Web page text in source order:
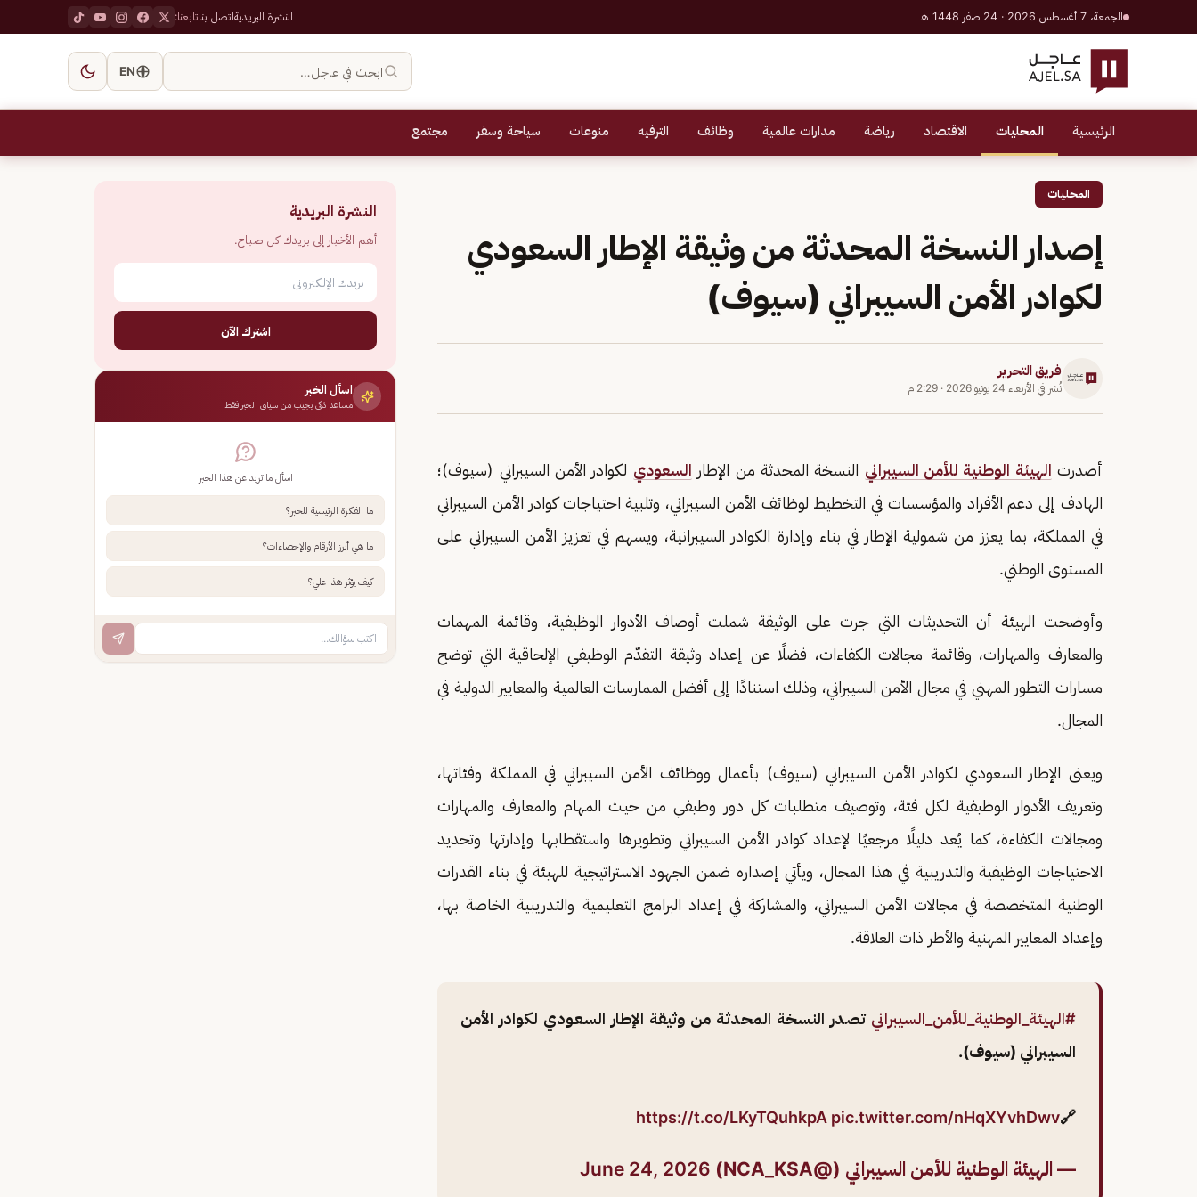
الجمعة، 7 أغسطس 2026 · 24 صفر 1448 هـ النشرة البريديةاتصل بناتابعنا:
ابحث في عاجل… EN
الرئيسية المحليات الاقتصاد رياضة مدارات عالمية وظائف الترفيه منوعات سياحة وسفر مجتمع
المحليات
إصدار النسخة المحدثة من وثيقة الإطار السعودي
لكوادر الأمن السيبراني (سيوف)
فريق التحرير
نُشر في الأربعاء 24 يونيو 2026 · 2:29 م
أصدرت الهيئة الوطنية للأمن السيبراني النسخة المحدثة من الإطار السعودي لكوادر الأمن السيبراني (سيوف)؛
الهادف إلى دعم الأفراد والمؤسسات في التخطيط لوظائف الأمن السيبراني، وتلبية احتياجات كوادر الأمن السيبراني
في المملكة، بما يعزز من شمولية الإطار في بناء وإدارة الكوادر السيبرانية، ويسهم في تعزيز الأمن السيبراني على
المستوى الوطني.
وأوضحت الهيئة أن التحديثات التي جرت على الوثيقة شملت أوصاف الأدوار الوظيفية، وقائمة المهمات
والمعارف والمهارات، وقائمة مجالات الكفاءات، فضلًا عن إعداد وثيقة التقدّم الوظيفي الإلحاقية التي توضح
مسارات التطور المهني في مجال الأمن السيبراني، وذلك استنادًا إلى أفضل الممارسات العالمية والمعايير الدولية في
المجال.
ويعنى الإطار السعودي لكوادر الأمن السيبراني (سيوف) بأعمال ووظائف الأمن السيبراني في المملكة وفئاتها،
وتعريف الأدوار الوظيفية لكل فئة، وتوصيف متطلبات كل دور وظيفي من حيث المهام والمعارف والمهارات
ومجالات الكفاءة، كما يُعد دليلًا مرجعيًا لإعداد كوادر الأمن السيبراني وتطويرها واستقطابها وإدارتها وتحديد
الاحتياجات الوظيفية والتدريبية في هذا المجال، ويأتي إصداره ضمن الجهود الاستراتيجية للهيئة في بناء القدرات
الوطنية المتخصصة في مجالات الأمن السيبراني، والمشاركة في إعداد البرامج التعليمية والتدريبية الخاصة بها،
وإعداد المعايير المهنية والأطر ذات العلاقة.
#الهيئة_الوطنية_للأمن_السيبراني تصدر النسخة المحدثة من وثيقة الإطار السعودي لكوادر الأمن
السيبراني (سيوف).
🔗
https://t.co/LKyTQuhkpA pic.twitter.com/nHqXYvhDwv
— الهيئة الوطنية للأمن السيبراني (@NCA_KSA) June 24, 2026
النشرة البريدية
أهم الأخبار إلى بريدك كل صباح.
اشترك الآن
اسأل الخبر
مساعد ذكي يجيب من سياق الخبر فقط
اسأل ما تريد عن هذا الخبر
ما الفكرة الرئيسية للخبر؟
ما هي أبرز الأرقام والإحصاءات؟
كيف يؤثر هذا علي؟